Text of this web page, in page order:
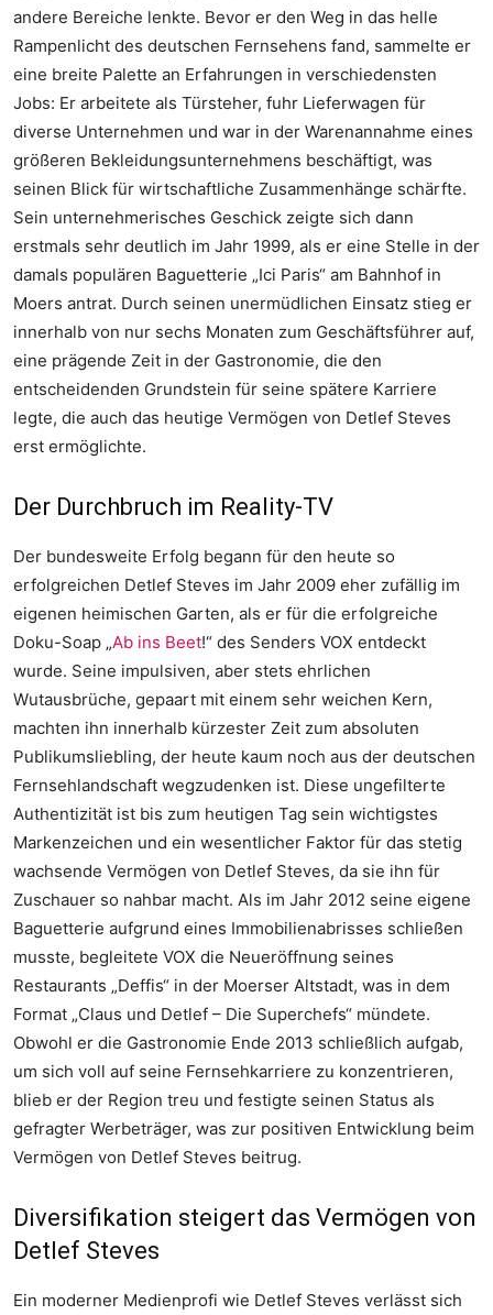
andere Bereiche lenkte. Bevor er den Weg in das helle
Rampenlicht des deutschen Fernsehens fand, sammelte er
eine breite Palette an Erfahrungen in verschiedensten
Jobs: Er arbeitete als Türsteher, fuhr Lieferwagen für
diverse Unternehmen und war in der Warenannahme eines
größeren Bekleidungsunternehmens beschäftigt, was
seinen Blick für wirtschaftliche Zusammenhänge schärfte.
Sein unternehmerisches Geschick zeigte sich dann
erstmals sehr deutlich im Jahr 1999, als er eine Stelle in der
damals populären Baguetterie „Ici Paris“ am Bahnhof in
Moers antrat. Durch seinen unermüdlichen Einsatz stieg er
innerhalb von nur sechs Monaten zum Geschäftsführer auf,
eine prägende Zeit in der Gastronomie, die den
entscheidenden Grundstein für seine spätere Karriere
legte, die auch das heutige Vermögen von Detlef Steves
erst ermöglichte.
Der Durchbruch im Reality-TV
Der bundesweite Erfolg begann für den heute so
erfolgreichen Detlef Steves im Jahr 2009 eher zufällig im
eigenen heimischen Garten, als er für die erfolgreiche
Doku-Soap „Ab ins Beet!“ des Senders VOX entdeckt
wurde. Seine impulsiven, aber stets ehrlichen
Wutausbrüche, gepaart mit einem sehr weichen Kern,
machten ihn innerhalb kürzester Zeit zum absoluten
Publikumsliebling, der heute kaum noch aus der deutschen
Fernsehlandschaft wegzudenken ist. Diese ungefilterte
Authentizität ist bis zum heutigen Tag sein wichtigstes
Markenzeichen und ein wesentlicher Faktor für das stetig
wachsende Vermögen von Detlef Steves, da sie ihn für
Zuschauer so nahbar macht. Als im Jahr 2012 seine eigene
Baguetterie aufgrund eines Immobilienabrisses schließen
musste, begleitete VOX die Neueröffnung seines
Restaurants „Deffis“ in der Moerser Altstadt, was in dem
Format „Claus und Detlef – Die Superchefs“ mündete.
Obwohl er die Gastronomie Ende 2013 schließlich aufgab,
um sich voll auf seine Fernsehkarriere zu konzentrieren,
blieb er der Region treu und festigte seinen Status als
gefragter Werbeträger, was zur positiven Entwicklung beim
Vermögen von Detlef Steves beitrug.
Diversifikation steigert das Vermögen von
Detlef Steves
Ein moderner Medienprofi wie Detlef Steves verlässt sich